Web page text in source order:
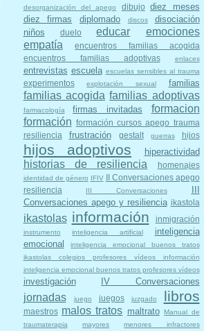
desorganización del apego dibujo
diez meses
diez firmas
diplomado discos
disociación
niños
duelo educar
emociones
empatía
encuentros familias acogida
encuentros familias adoptivas
enlaces
entrevistas escuela escuelas sensibles al trauma
experimentos explotación sexual familias
familias acogida familias adoptivas
farmacología firmas invitadas
formacion
formación formación cursos apego trauma
resiliencia
frustración gestalt guerras hijos
hijos adoptivos hiperactividad
historias de resiliencia homenajes
identidad de género IFIV II Conversaciones apego
resiliencia
III Conversaciones
III
Conversaciones apego y resiliencia ikastola
ikastolas información inmigración
instrumento inteligencia artificial
inteligencia
emocional
inteligencia emocional buenos tratos
ikastolas colegios profesores vídeos información
inteligencia emocional buenos tratos profesores vídeos
investigación IV Conversaciones
jornadas juego juegos juzgado libros
maestros malos tratos maltrato
Manual de
traumaterapia
mayores menores infractores